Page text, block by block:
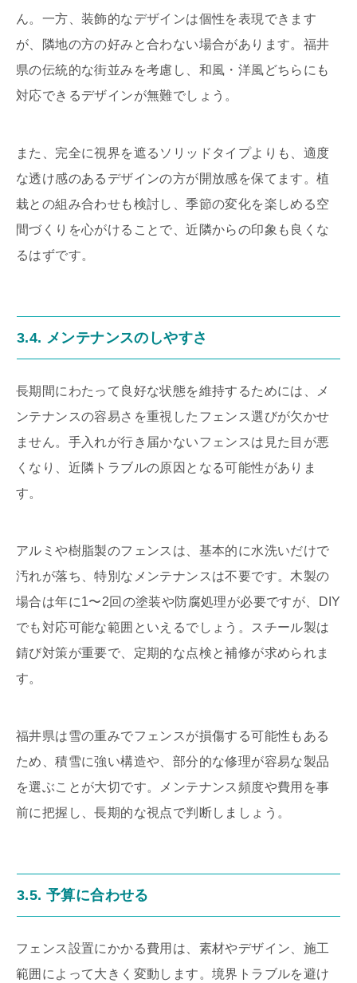
ん。一方、装飾的なデザインは個性を表現できます
が、隣地の方の好みと合わない場合があります。福井
県の伝統的な街並みを考慮し、和風・洋風どちらにも
対応できるデザインが無難でしょう。
また、完全に視界を遮るソリッドタイプよりも、適度
な透け感のあるデザインの方が開放感を保てます。植
栽との組み合わせも検討し、季節の変化を楽しめる空
間づくりを心がけることで、近隣からの印象も良くな
るはずです。
3.4. メンテナンスのしやすさ
長期間にわたって良好な状態を維持するためには、メ
ンテナンスの容易さを重視したフェンス選びが欠かせ
ません。手入れが行き届かないフェンスは見た目が悪
くなり、近隣トラブルの原因となる可能性がありま
す。
アルミや樹脂製のフェンスは、基本的に水洗いだけで
汚れが落ち、特別なメンテナンスは不要です。木製の
場合は年に1〜2回の塗装や防腐処理が必要ですが、DIY
でも対応可能な範囲といえるでしょう。スチール製は
錆び対策が重要で、定期的な点検と補修が求められま
す。
福井県は雪の重みでフェンスが損傷する可能性もある
ため、積雪に強い構造や、部分的な修理が容易な製品
を選ぶことが大切です。メンテナンス頻度や費用を事
前に把握し、長期的な視点で判断しましょう。
3.5. 予算に合わせる
フェンス設置にかかる費用は、素材やデザイン、施工
範囲によって大きく変動します。境界トラブルを避け